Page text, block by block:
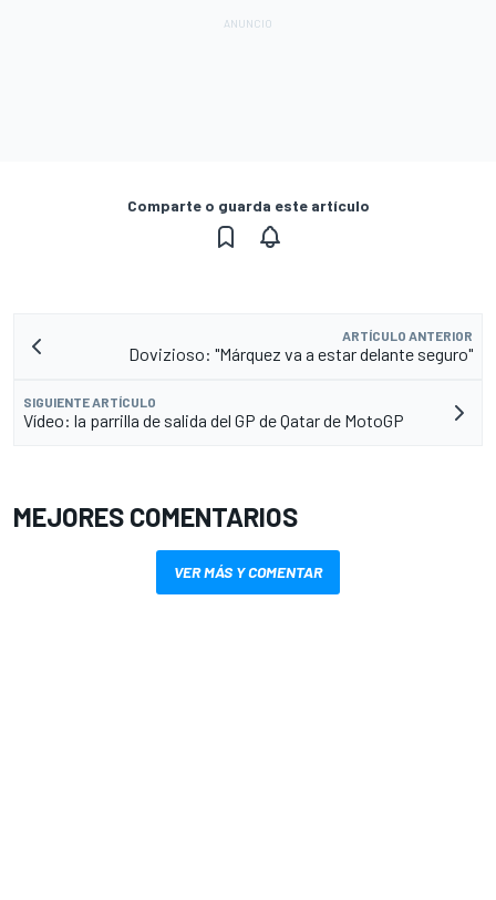
Comparte o guarda este artículo
ARTÍCULO ANTERIOR
Dovizioso: "Márquez va a estar delante seguro"
SIGUIENTE ARTÍCULO
Vídeo: la parrilla de salida del GP de Qatar de MotoGP
MEJORES COMENTARIOS
VER MÁS Y COMENTAR